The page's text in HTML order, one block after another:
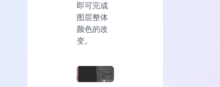
即可完成
图层整体
颜色的改
变。